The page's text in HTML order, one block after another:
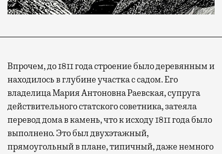
Впрочем, до 1811 года строение было деревянным и
находилось в глубине участка с садом. Его
владелица Мария Антоновна Раевская, супруга
действительного статского советника, затеяла
перевод дома в камень, что к исходу 1811 года было
выполнено. Это был двухэтажный,
прямоугольный в плане, типичный, даже немного